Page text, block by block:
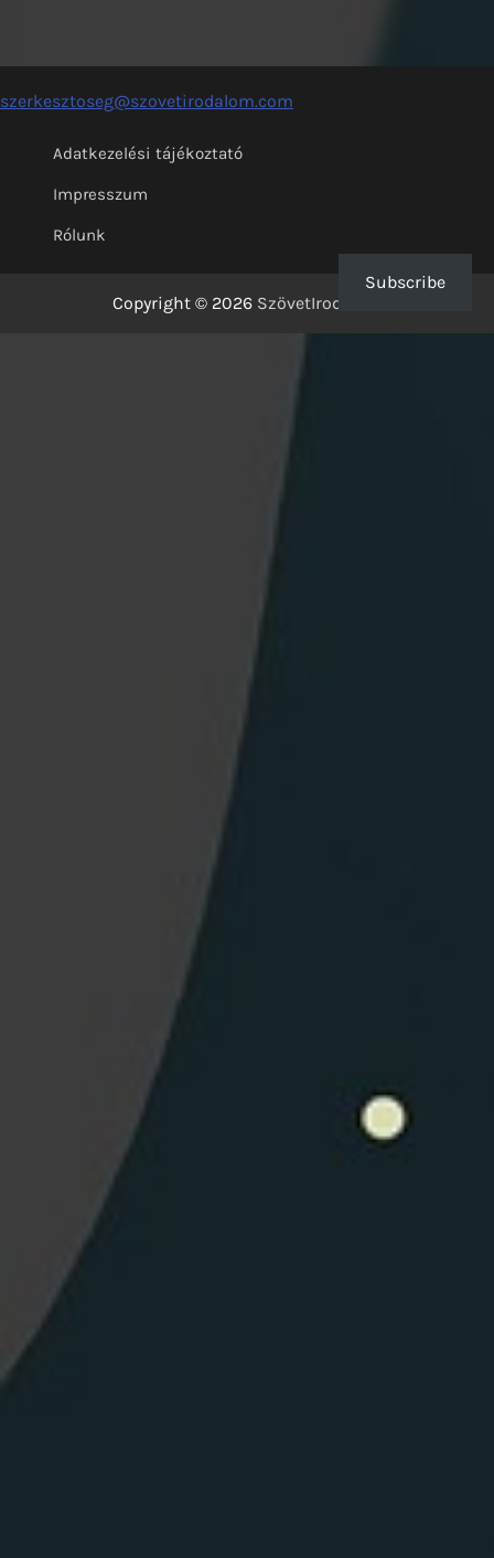
szerkesztoseg@szovetirodalom.com
Adatkezelési tájékoztató
Impresszum
Rólunk
Copyright © 2026 SzövetIrodalom
Subscribe